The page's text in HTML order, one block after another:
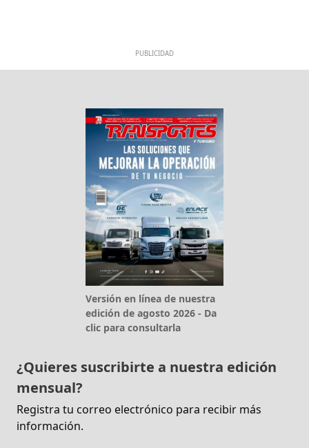
PUBLICIDAD
Versión en línea de nuestra
edición de agosto 2026 - Da
clic para consultarla
¿Quieres suscribirte a nuestra edición
mensual?
Registra tu correo electrónico para recibir más
información.